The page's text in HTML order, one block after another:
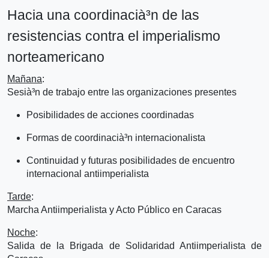
Hacia una coordinacià³n de las
resistencias contra el imperialismo
norteamericano
Mañana:
Sesià³n de trabajo entre las organizaciones presentes
Posibilidades de acciones coordinadas
Formas de coordinacià³n internacionalista
Continuidad y futuras posibilidades de encuentro
internacional antiimperialista
Tarde:
Marcha Antiimperialista y Acto Público en Caracas
Noche:
Salida de la Brigada de Solidaridad Antiimperialista de